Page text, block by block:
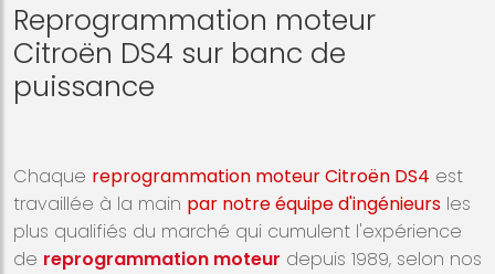
Reprogrammation moteur
Citroën DS4 sur banc de
puissance
Chaque reprogrammation moteur Citroën DS4 est
travaillée à la main par notre équipe d'ingénieurs les
plus qualifiés du marché qui cumulent l'expérience
de reprogrammation moteur depuis 1989, selon nos